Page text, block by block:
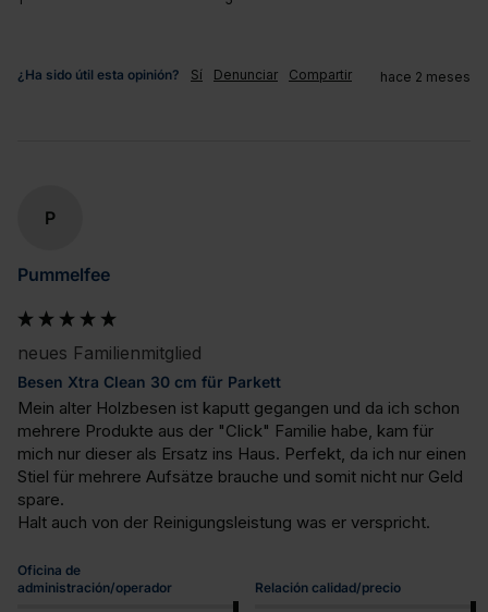
¿Ha sido útil esta opinión? Sí Denunciar Compartir hace 2 meses
P
Pummelfee
neues Familienmitglied
Besen Xtra Clean 30 cm für Parkett
Mein alter Holzbesen ist kaputt gegangen und da ich schon
mehrere Produkte aus der "Click" Familie habe, kam für
mich nur dieser als Ersatz ins Haus. Perfekt, da ich nur einen
Stiel für mehrere Aufsätze brauche und somit nicht nur Geld
spare.
Halt auch von der Reinigungsleistung was er verspricht.
Oficina de
administración/operador
Relación calidad/precio